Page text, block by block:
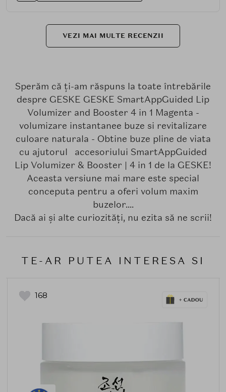
VEZI MAI MULTE RECENZII
Sperăm că ți-am răspuns la toate întrebările
despre GESKE GESKE SmartAppGuided Lip
Volumizer and Booster 4 in 1 Magenta -
volumizare instantanee buze si revitalizare
culoare naturala - Obtine buze pline de viata
cu ajutorul accesoriului SmartAppGuided
Lip Volumizer & Booster | 4 in 1 de la GESKE!
Aceasta versiune mai mare este special
conceputa pentru a oferi volum maxim
buzelor....
Dacă ai și alte curiozități, nu ezita să ne scrii!
TE-AR PUTEA INTERESA SI
168